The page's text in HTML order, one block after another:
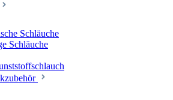
Schläuche
Schläuche